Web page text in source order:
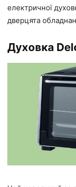
електричної
дверцята
Духовка